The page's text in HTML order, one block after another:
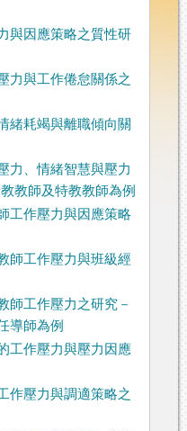
與因應策略之質性研
力與工作倦怠關係之
緒耗竭與離職傾向關
力、情緒智慧與壓力
教師及特教教師為例
工作壓力與因應策略
師工作壓力與班級經
師工作壓力之研究－
導師為例
工作壓力與壓力因應
作壓力與調適策略之